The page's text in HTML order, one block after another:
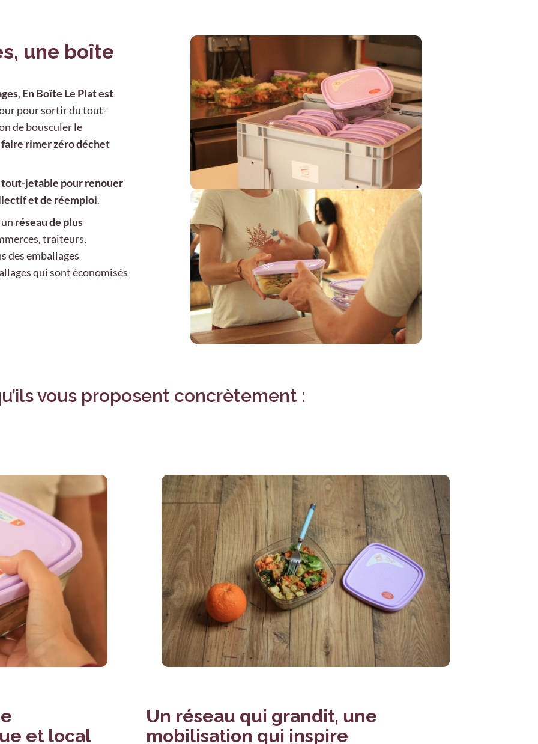
une boîte
, En Boîte Le Plat est
pour sortir du tout-
de bousculer le
faire rimer zéro déchet
tout-jetable pour renouer
et de réemploi.
réseau de plus
traiteurs,
des emballages
qui sont économisés
vous proposent concrètement :
et local
Un réseau qui grandit, une
mobilisation qui inspire